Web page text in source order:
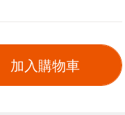
加入購物車